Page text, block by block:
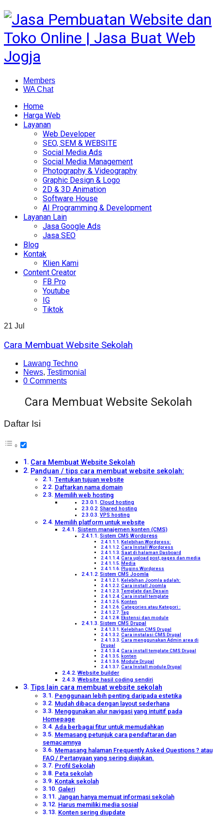
Members
WA Chat
Home
Harga Web
Layanan
Web Developer
SEO, SEM & WEBSITE
Social Media Ads
Social Media Management
Photography & Videography
Graphic Design & Logo
2D & 3D Animation
Software House
AI Programming & Development
Layanan Lain
Jasa Google Ads
Jasa SEO
Blog
Kontak
Klien Kami
Content Creator
FB Pro
Youtube
IG
Tiktok
21 Jul
Cara Membuat Website Sekolah
Lawang Techno
News, Testimonial
0 Comments
Cara Membuat Website Sekolah
Daftar Isi
Cara Membuat Website Sekolah
Panduan / tips cara membuat website sekolah:
Tentukan tujuan website
Daftarkan nama domain
Memilih web hosting
Cloud hosting
Shared hosting
VPS hosting
Memilih platform untuk website
Sistem manajemen konten (CMS)
Sistem CMS Wordpress
Kelebihan Wordpress:
Cara Install Wordpress
Saat di halaman Dasboard
Cara upload post, pages dan media
Media
Plugins Wordpress
Sistem CMS Joomla
Kelebihan Joomla adalah:
Cara install Joomla
Template dan Desain
Cara install template
Konten
Categories atau Kategori :
Tag
Ekstensi dan module
Sistem CMS Drupal
Kelebihan CMS Drupal
Cara instalasi CMS Drupal
Cara menggunakan Admin area di
Drupal
Cara install template CMS Drupal
konten
Module Drupal
Cara Install module Drupal
Website builder
Website hasil coding sendiri
Tips lain cara membuat website sekolah
Penggunaan lebih penting daripada estetika
Mudah dibaca dengan layout sederhana
Menggunakan alur navigasi yang intuitif pada
Homepage
Ada berbagai fitur untuk memudahkan
Memasang petunjuk cara pendaftaran dan
semacamnya
Memasang halaman Frequently Asked Questions ? atau
FAQ / Pertanyaan yang sering diajukan.
Profil Sekolah
Peta sekolah
Kontak sekolah
Galeri
Jangan hanya memuat informasi sekolah
Harus memiliki media sosial
Konten sering diupdate